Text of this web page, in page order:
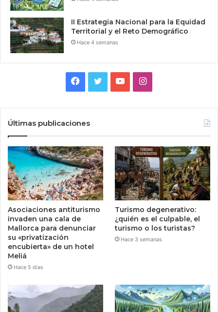
II Estrategia Nacional para la Equidad
Territorial y el Reto Demográfico
Hace 4 semanas
Facebook
TwitterYouTubeInstagram
Últimas publicaciones
Asociaciones antiturismo
invaden una cala de
Mallorca para denunciar
su «privatización
encubierta» de un hotel
Meliá
Hace 5 días
Turismo degenerativo:
¿quién es el culpable, el
turismo o los turistas?
Hace 3 semanas